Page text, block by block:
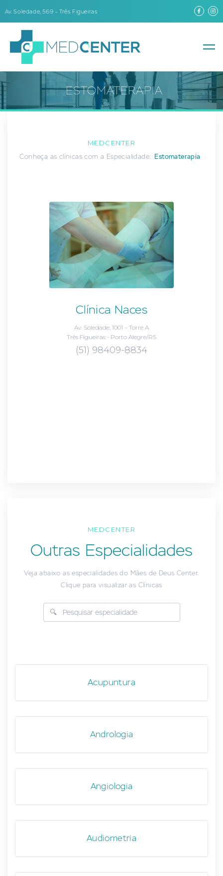
Av. Soledade, 569 – Três Figueiras
ESTOMATERAPIA
MEDCENTER
Conheça as clínicas com a Especialidade: Estomaterapia
Clínica Naces
Av. Soledade, 1001 – Torre A
Três Figueiras - Porto Alegre/RS
(51) 98409-8834
MEDCENTER
Outras Especialidades
Veja abaixo as especialidades do Mães de Deus Center.
Clique para visualizar as Clínicas
Acupuntura
Andrologia
Angiologia
Audiometria